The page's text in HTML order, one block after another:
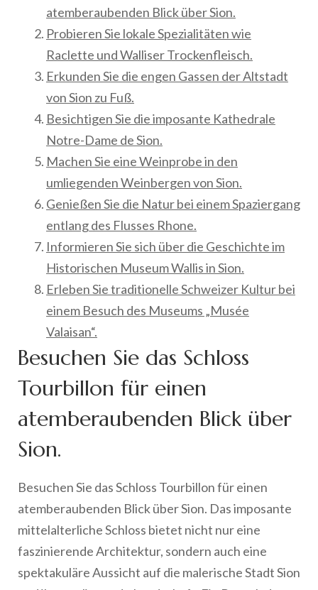
atemberaubenden Blick über Sion.
Probieren Sie lokale Spezialitäten wie
Raclette und Walliser Trockenfleisch.
Erkunden Sie die engen Gassen der Altstadt
von Sion zu Fuß.
Besichtigen Sie die imposante Kathedrale
Notre-Dame de Sion.
Machen Sie eine Weinprobe in den
umliegenden Weinbergen von Sion.
Genießen Sie die Natur bei einem Spaziergang
entlang des Flusses Rhone.
Informieren Sie sich über die Geschichte im
Historischen Museum Wallis in Sion.
Erleben Sie traditionelle Schweizer Kultur bei
einem Besuch des Museums „Musée
Valaisan“.
Besuchen Sie das Schloss
Tourbillon für einen
atemberaubenden Blick über
Sion.
Besuchen Sie das Schloss Tourbillon für einen
atemberaubenden Blick über Sion. Das imposante
mittelalterliche Schloss bietet nicht nur eine
faszinierende Architektur, sondern auch eine
spektakuläre Aussicht auf die malerische Stadt Sion